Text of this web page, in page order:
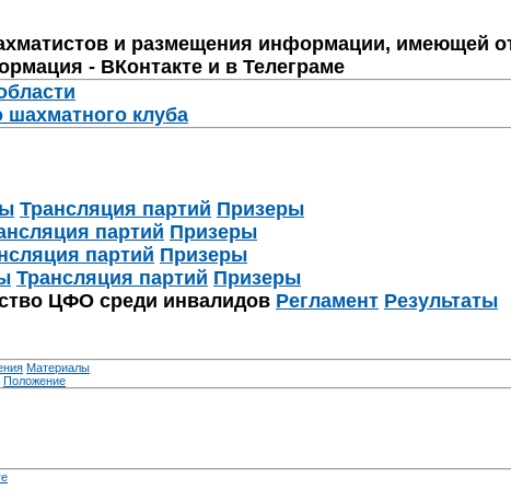
и размещения информации, имеющей
- ВКонтакте и в Телеграме
шахматного клуба
Трансляция партий Призеры
партий Призеры
партий Призеры
Трансляция партий Призеры
ЦФО среди инвалидов Регламент Результаты
Материалы
Положение